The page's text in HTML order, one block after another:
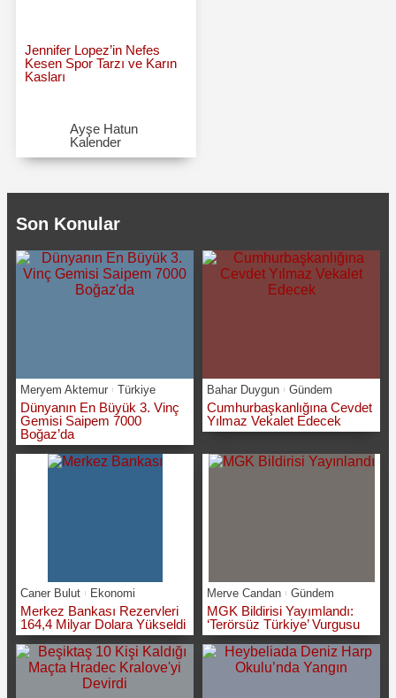
Jennifer Lopez’in Nefes
Kesen Spor Tarzı ve Karın
Kasları
Ayşe Hatun
Kalender
Son Konular
Meryem Aktemur Türkiye
Dünyanın En Büyük 3. Vinç
Gemisi Saipem 7000
Boğaz’da
Bahar Duygun Gündem
Cumhurbaşkanlığına Cevdet
Yılmaz Vekalet Edecek
Caner Bulut Ekonomi
Merkez Bankası Rezervleri
164,4 Milyar Dolara Yükseldi
Merve Candan Gündem
MGK Bildirisi Yayımlandı:
‘Terörsüz Türkiye’ Vurgusu